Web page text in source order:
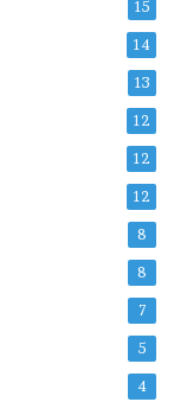
15
14
13
12
12
12
8
8
7
5
4